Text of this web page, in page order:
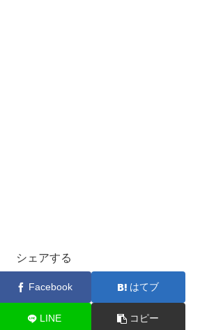
シェアする
Facebook はてブ
LINE コピー